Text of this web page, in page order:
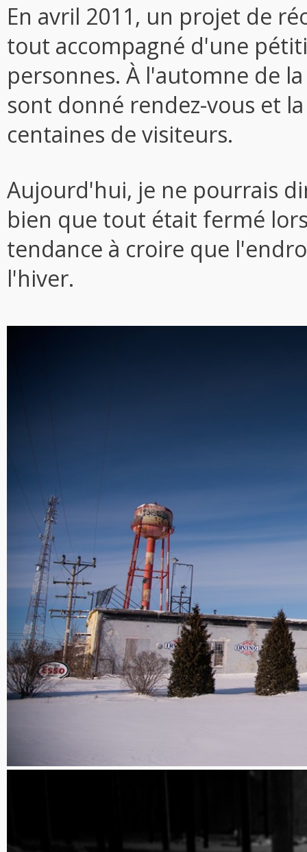
En avril 2011, un projet de
tout accompagné d'une
personnes. À l'automne de
sont donné rendez-vous et
centaines de visiteurs.
Aujourd'hui, je ne pourrais
bien que tout était fermé
tendance à croire que
l'hiver.